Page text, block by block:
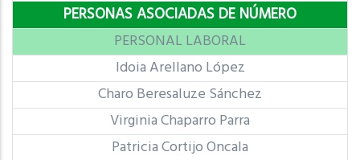
PERSONAS ASOCIADAS DE NÚMERO
PERSONAL LABORAL
Idoia Arellano López
Charo Beresaluze Sánchez
Virginia Chaparro Parra
Patricia Cortijo Oncala